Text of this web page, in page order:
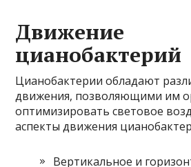
Движение
цианобактерий
Цианобактерии обладают
движения, позволяющими им
оптимизировать световое
аспекты движения
Вертикальное и